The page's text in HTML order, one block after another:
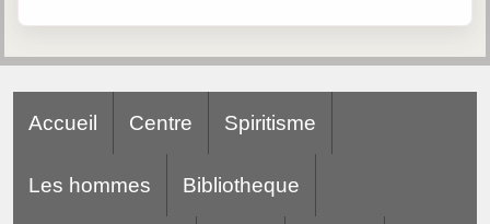
Accueil Centre Spiritisme
Les hommes Bibliotheque